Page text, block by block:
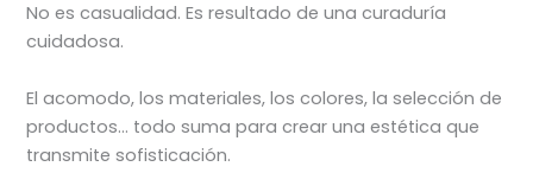
No es casualidad. Es resultado de una curaduría
cuidadosa.
El acomodo, los materiales, los colores, la selección de
productos… todo suma para crear una estética que
transmite sofisticación.